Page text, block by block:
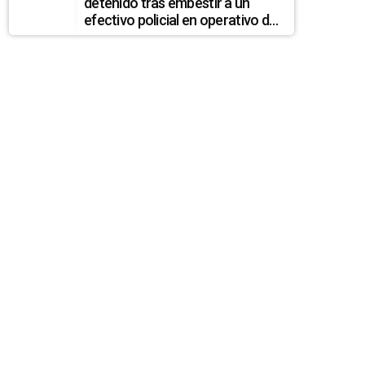
efectivo policial en operativo de
control